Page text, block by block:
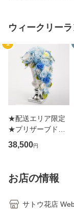
ウィークリー
1
★配送エリア限定
★プリザーブドフ
ラワーアレンジメ
ント IG-pr0125
38,500円
お店の情報
サトウ花店